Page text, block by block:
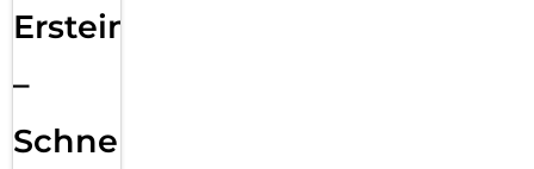
Ersteinrichtung
–
Schnelle